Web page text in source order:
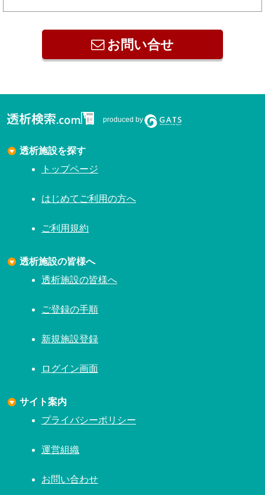
お問い合せ
produced by
透析施設を探す
トップページ
はじめてご利用の方へ
ご利用規約
透析施設の皆様へ
透析施設の皆様へ
ご登録の手順
新規施設登録
ログイン画面
サイト案内
プライバシーポリシー
運営組織
お問い合わせ